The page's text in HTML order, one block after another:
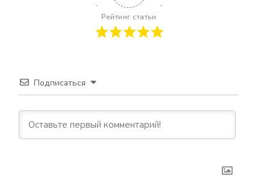
Рейтинг статьи
Подписаться